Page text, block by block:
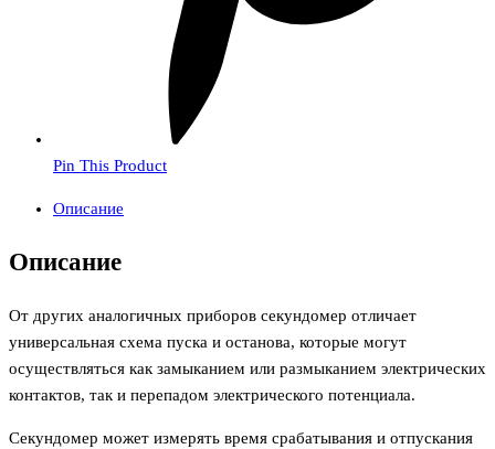
Pin This Product
Описание
Описание
От других аналогичных приборов секундомер отличает
универсальная схема пуска и останова, которые могут
осуществляться как замыканием или размыканием электрических
контактов, так и перепадом электрического потенциала.
Секундомер может измерять время срабатывания и отпускания